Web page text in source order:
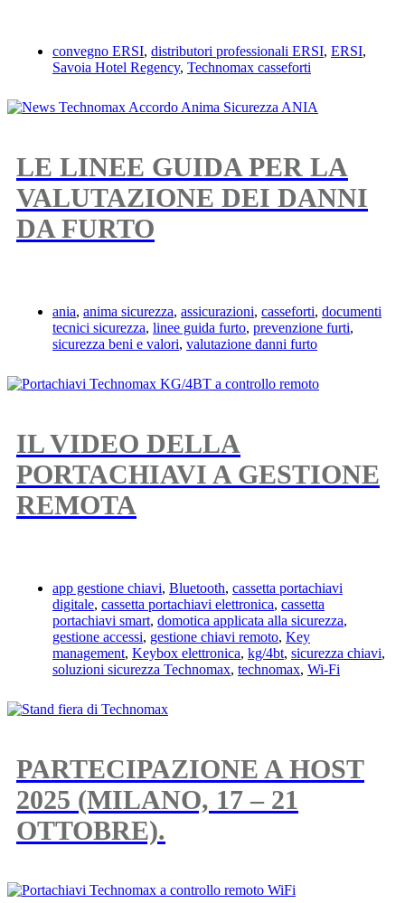
convegno ERSI, distributori professionali ERSI, ERSI,
Savoia Hotel Regency, Technomax casseforti
LE LINEE GUIDA PER LA
VALUTAZIONE DEI DANNI
DA FURTO
ania, anima sicurezza, assicurazioni, casseforti, documenti
tecnici sicurezza, linee guida furto, prevenzione furti,
sicurezza beni e valori, valutazione danni furto
IL VIDEO DELLA
PORTACHIAVI A GESTIONE
REMOTA
app gestione chiavi, Bluetooth, cassetta portachiavi
digitale, cassetta portachiavi elettronica, cassetta
portachiavi smart, domotica applicata alla sicurezza,
gestione accessi, gestione chiavi remoto, Key
management, Keybox elettronica, kg/4bt, sicurezza chiavi,
soluzioni sicurezza Technomax, technomax, Wi-Fi
PARTECIPAZIONE A HOST
2025 (MILANO, 17 – 21
OTTOBRE).